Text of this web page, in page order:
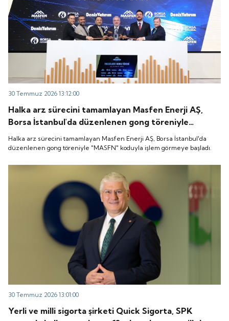
30 Temmuz 2026 13:12:00
Halka arz sürecini tamamlayan Masfen Enerji AŞ,
Borsa İstanbul'da düzenlenen gong töreniyle
"MASFN" koduyla işlem görmeye başladı.
Halka arz sürecini tamamlayan Masfen Enerji AŞ, Borsa İstanbul'da
düzenlenen gong töreniyle "MASFN" koduyla işlem görmeye başladı.
30 Temmuz 2026 13:01:00
Yerli ve milli sigorta şirketi Quick Sigorta, SPK